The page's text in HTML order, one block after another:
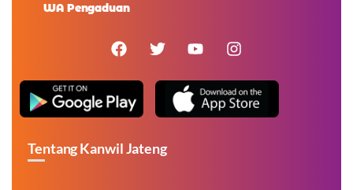
WA Pengaduan
Tentang Kanwil Jateng